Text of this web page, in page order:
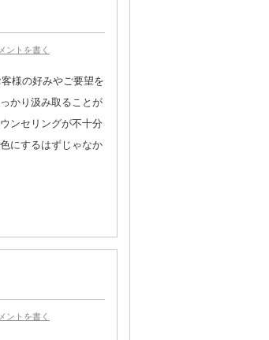
ントを書く
様の好みやご要望を
かり汲み取ることが
ンセリングが不十分
にするはずじゃなか
ントを書く